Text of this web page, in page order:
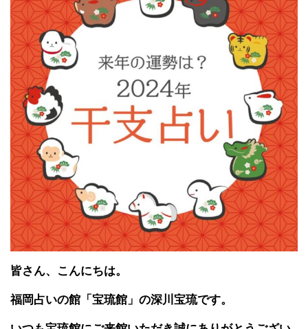
皆さん、こんにちは。
福岡占いの館「宝琉館」の深川宝琉です。